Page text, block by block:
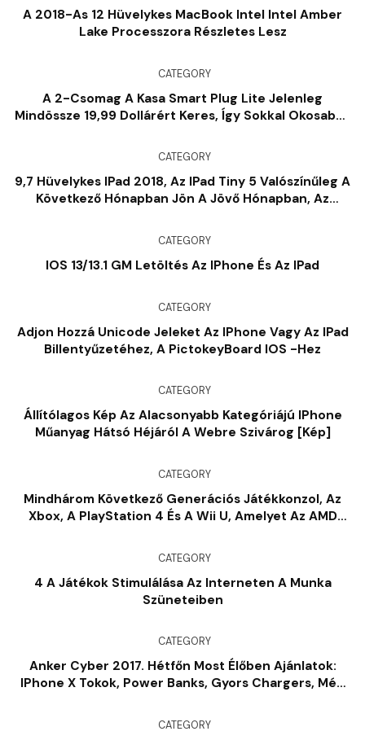
A 2018-As 12 Hüvelykes MacBook Intel Intel Amber
Lake Processzora Részletes Lesz
CATEGORY
A 2-Csomag A Kasa Smart Plug Lite Jelenleg
Mindössze 19,99 Dollárért Keres, Így Sokkal Okosabbá
CATEGORY
9,7 Hüvelykes IPad 2018, Az IPad Tiny 5 Valószínűleg A
Következő Hónapban Jön A Jövő Hónapban, Az
CATEGORY
IOS 13/13.1 GM Letöltés Az IPhone És Az IPad
CATEGORY
Adjon Hozzá Unicode Jeleket Az IPhone Vagy Az IPad
Billentyűzetéhez, A PictokeyBoard IOS -hez
CATEGORY
Állítólagos Kép Az Alacsonyabb Kategóriájú IPhone
Műanyag Hátsó Héjáról A Webre Szivárog [kép]
CATEGORY
Mindhárom Következő Generációs Játékkonzol, Az
Xbox, A PlayStation 4 És A Wii U, Amelyet Az AMD
CATEGORY
4 A Játékok Stimulálása Az Interneten A Munka
Szüneteiben
CATEGORY
Anker Cyber ​​2017. Hétfőn Most Élőben Ajánlatok:
IPhone X Tokok, Power Banks, Gyors Chargers, Még
CATEGORY